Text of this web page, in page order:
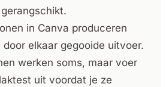
in Canva produceren
elkaar gegooide uitvoer.
werken soms, maar voer
uit voordat je ze